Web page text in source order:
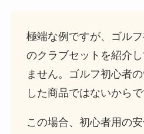
極端な例ですが、ゴル
のクラブセットを紹介
ません。ゴルフ初心者
した商品ではないからで
この場合、初心者用の